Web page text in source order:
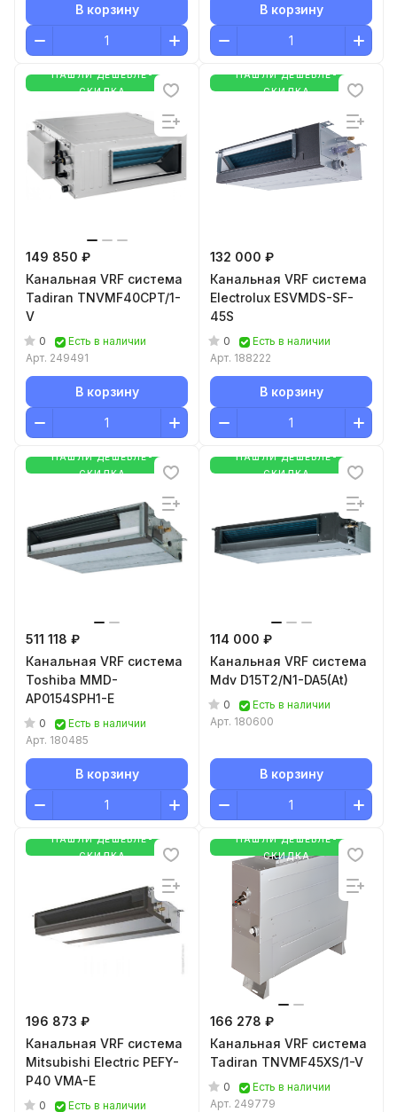
В корзину В корзину
НАШЛИ ДЕШЕВЛЕ-
СКИДКА
149 850 ₽
Канальная VRF система
Tadiran TNVMF40CPT/1-
V
0
Есть в наличии
Арт. 249491
В корзину
НАШЛИ ДЕШЕВЛЕ-
СКИДКА
132 000 ₽
Канальная VRF система
Electrolux ESVMDS-SF-
45S
0
Есть в наличии
Арт. 188222
В корзину
НАШЛИ ДЕШЕВЛЕ-
СКИДКА
511 118 ₽
Канальная VRF система
Toshiba MMD-
AP0154SPH1-E
0
Есть в наличии
Арт. 180485
В корзину
НАШЛИ ДЕШЕВЛЕ-
СКИДКА
114 000 ₽
Канальная VRF система
Mdv D15T2/N1-DA5(At)
0
Есть в наличии
Арт. 180600
В корзину
НАШЛИ ДЕШЕВЛЕ-
СКИДКА
196 873 ₽
Канальная VRF система
Mitsubishi Electric PEFY-
P40 VMA-E
0 Есть в наличии
НАШЛИ ДЕШЕВЛЕ-
СКИДКА
166 278 ₽
Канальная VRF система
Tadiran TNVMF45XS/1-V
0
Есть в наличии
Арт. 249779